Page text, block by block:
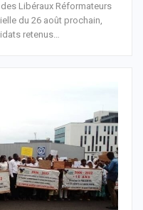
Libéraux Réformateurs
du 26 août prochain,
retenus…